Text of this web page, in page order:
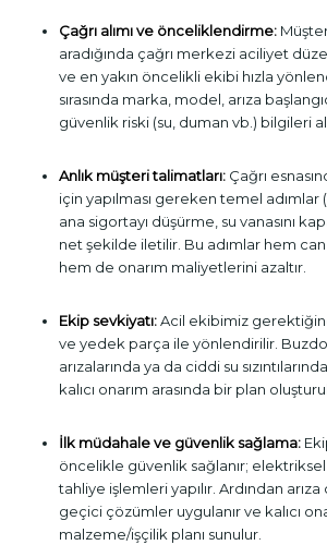
Çağrı alımı ve önceliklendirme:
aradığında çağrı merkezi aciliyet
ve en yakın öncelikli ekibi hızla
sırasında marka, model, arıza
güvenlik riski (su, duman vb.) bilgileri
Anlık müşteri talimatları:Çağrı
için yapılması gereken temel adımlar
ana sigortayı düşürme, su vanasını
net şekilde iletilir. Bu adımlar hem
hem de onarım maliyetlerini azaltır.
Ekip sevkiyatı:Acil ekibimiz
ve yedek parça ile yönlendirilir.
arızalarında ya da ciddi su
kalıcı onarım arasında bir plan
İlk müdahale ve güvenlik sağlama:
öncelikle güvenlik sağlanır;
tahliye işlemleri yapılır. Ardından
geçici çözümler uygulanır ve kalıcı
malzeme/işçilik planı sunulur.